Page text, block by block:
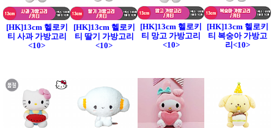
[HK]13cm 헬로키
티 사과 가방고리
<10>
[HK]13cm 헬로키
티 딸기 가방고리
<10>
[HK]13cm 헬로키
티 망고 가방고리
<10>
[HK]13cm 헬로키
티 복숭아 가방고
리<10>